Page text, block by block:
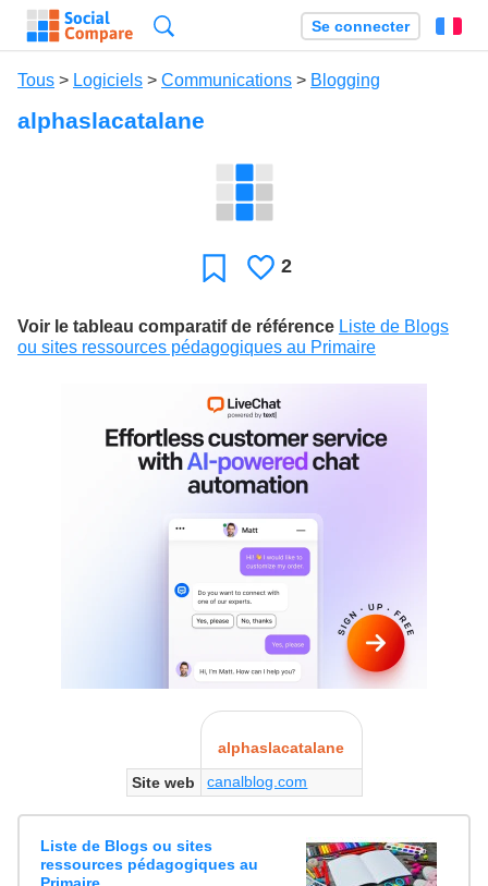
Se connecter
Tous > Logiciels > Communications > Blogging
alphaslacatalane
Favori J'aime
2
Voir le tableau comparatif de référence Liste de Blogs
ou sites ressources pédagogiques au Primaire
alphaslacatalane
Site web
canalblog.com
Liste de Blogs ou sites
ressources pédagogiques au